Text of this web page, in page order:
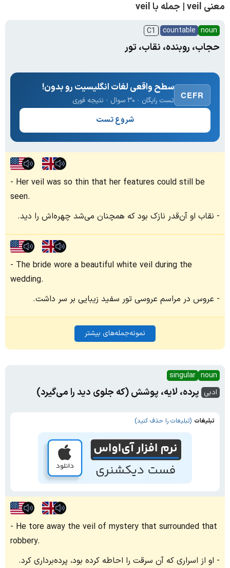
معنی veil | جمله با veil
noun
countable
C1
حجاب، روبنده، نقاب، تور
CEFR
سطح واقعی لغات انگلیسیت رو بدون!
تست رایگان · ۳۰ سوال · نتیجه فوری
شروع تست
Her veil was so thin that her features could still be
seen.
نقاب او آن‌قدر نازک بود که همچنان می‌شد چهره‌اش را دید.
The bride wore a beautiful white veil during the
wedding.
عروس در مراسم عروسی تور سفید زیبایی بر سر داشت.
نمونه‌جمله‌های بیشتر
noun
singular
ادبی پرده، لایه، پوشش (که جلوی دید را می‌گیرد)
تبلیغات (تبلیغات را حذف کنید)
He tore away the veil of mystery that surrounded that
robbery.
او از اسراری که آن سرقت را احاطه کرده بود، پرده‌برداری کرد.